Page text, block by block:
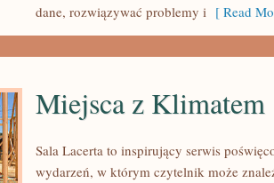
dane, rozwiązywać problemy i [ Read
Miejsca z Klimatem
Sala Lacerta to inspirujący serwis
wydarzeń, w którym czytelnik może